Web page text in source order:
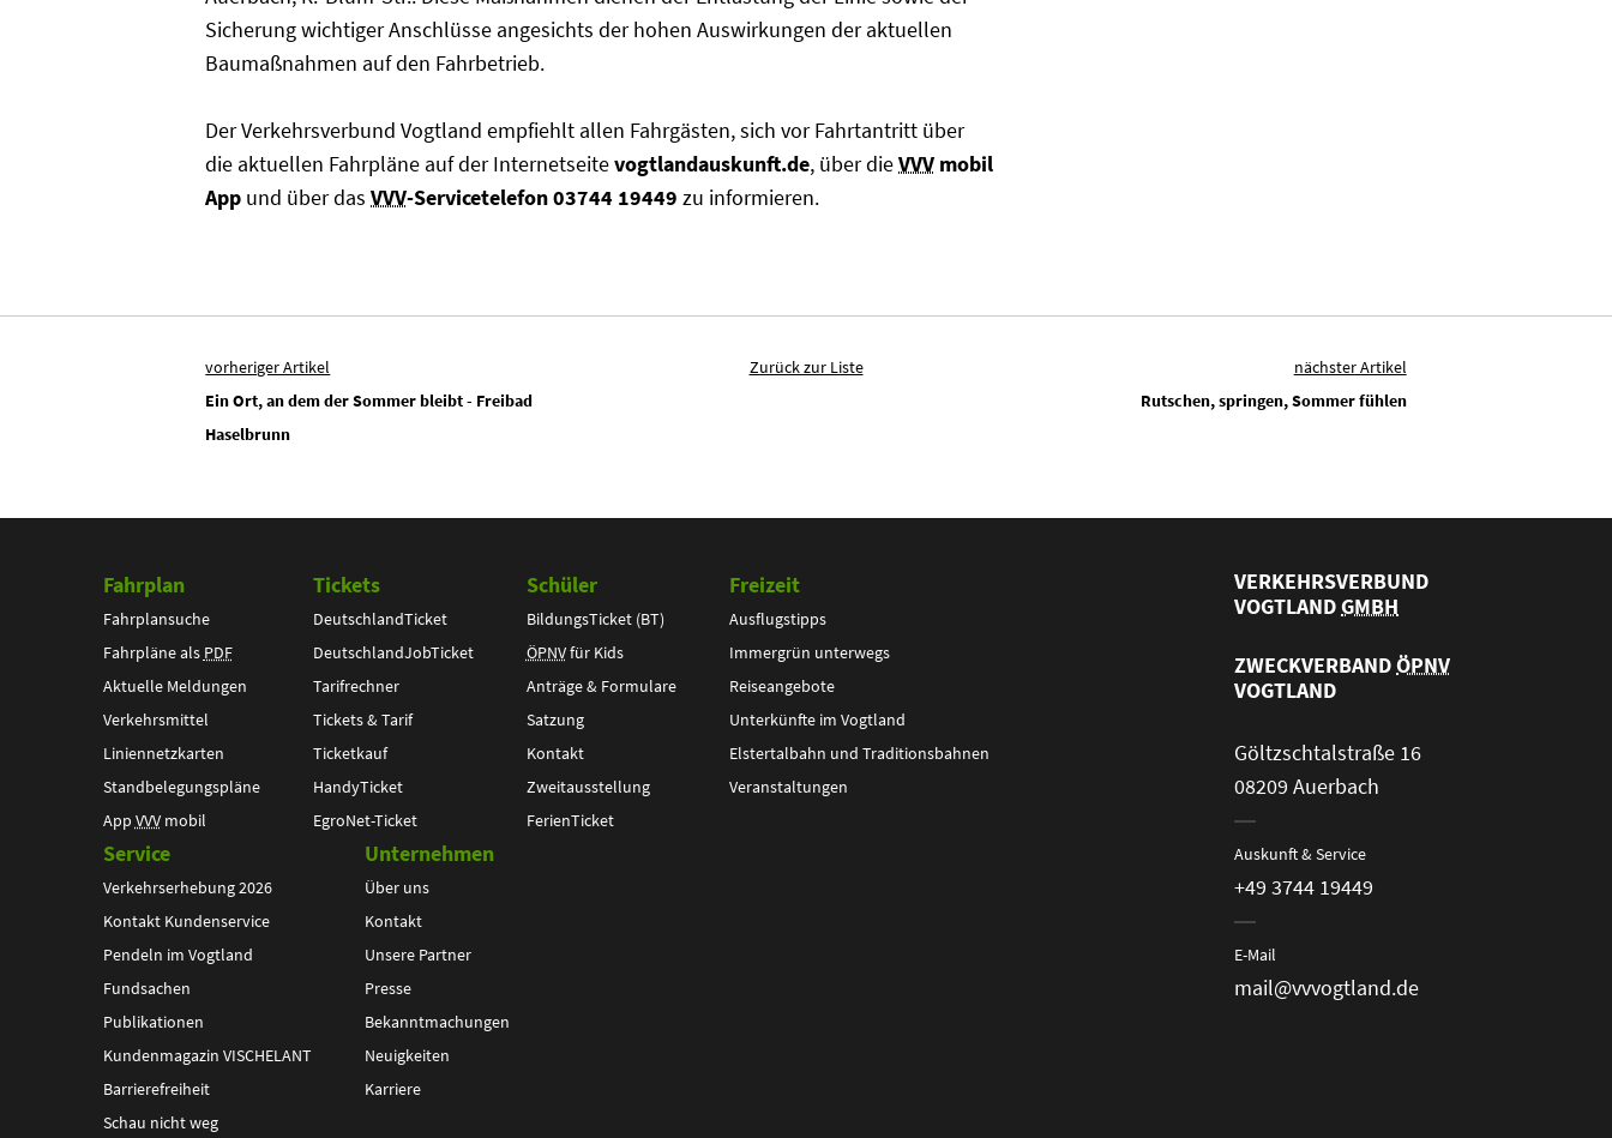
Sicherung wichtiger Anschlüsse angesichts der hohen Auswirkungen der aktuellen
Baumaßnahmen auf den Fahrbetrieb.
Der Verkehrsverbund Vogtland empfiehlt allen Fahrgästen, sich vor Fahrtantritt über
die aktuellen Fahrpläne auf der Internetseitevogtlandauskunft.de, über dieVVV mobil
App und über dasVVV-Servicetelefon 03744 19449 zu informieren.
vorheriger Artikel
Ein Ort, an dem der Sommer bleibt - Freibad
Haselbrunn
nächster Artikel
Rutschen, springen, Sommer fühlen
Zurück zur Liste
Fahrplan
Fahrplansuche
Fahrpläne als PDF
Aktuelle Meldungen
Verkehrsmittel
Liniennetzkarten
Standbelegungspläne
App VVVmobil
Tickets
DeutschlandTicket
DeutschlandJobTicket
Tarifrechner
Tickets & Tarif
Ticketkauf
HandyTicket
EgroNet-Ticket
Schüler
BildungsTicket (BT)
ÖPNVfür Kids
Anträge & Formulare
Satzung
Kontakt
Zweitausstellung
FerienTicket
Freizeit
Ausflugstipps
Immergrün unterwegs
Reiseangebote
Unterkünfte im Vogtland
Elstertalbahn und Traditionsbahnen
Veranstaltungen
Service
Verkehrserhebung 2026
Kontakt Kundenservice
Pendeln im Vogtland
Fundsachen
Publikationen
Kundenmagazin VISCHELANT
Barrierefreiheit
Schau nicht weg
Unternehmen
Über uns
Kontakt
Unsere Partner
Presse
Bekanntmachungen
Neuigkeiten
Karriere
VERKEHRSVERBUND
VOGTLANDGMBH
ZWECKVERBANDÖPNV
VOGTLAND
Göltzschtalstraße 16
08209 Auerbach
Auskunft & Service
+49 3744 19449
E-Mail
mail@vvvogtland.de